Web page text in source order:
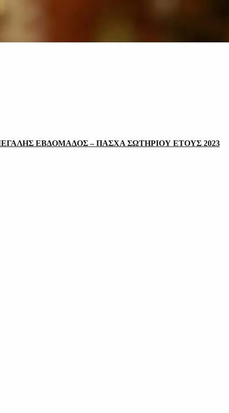
ΕΒΔΟΜΑΔΟΣ – ΠΑΣΧΑ ΣΩΤΗΡΙΟΥ ΕΤΟΥΣ 2023